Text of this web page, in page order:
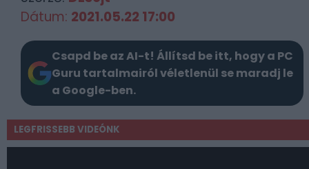
Dátum: 2021.05.22 17:00
Csapd be az AI-t! Állítsd be itt, hogy a PC
Guru tartalmairól véletlenül se maradj le
a Google-ben.
LEGFRISSEBB VIDEÓNK